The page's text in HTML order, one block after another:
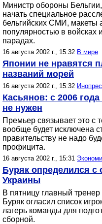
Министр обороны
начать специальное
бельгийских СМИ, макеты
популярностью в войсках
парадах.
16 августа 2002 г., 15:32 В мире
Японии не нравятся
названий морей
16 августа 2002 г., 15:32
Касьянов: с 2006
не нужен
Премьер связывает это с
вообще будет исключена
правительству не надо
профицита.
16 августа 2002 г., 15:31
Буряк определился с
Украины
В пятницу главный
Буряк огласил список
лагерь команды для
сборной.